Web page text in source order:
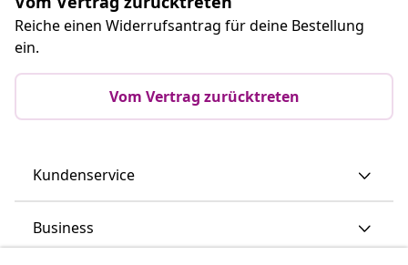
Reiche einen Widerrufsantrag für deine Bestellung
ein.
Vom Vertrag zurücktreten
Kundenservice
Business